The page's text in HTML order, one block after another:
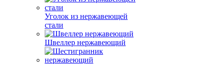
Уголок из нержавеющей
стали
Швеллер нержавеющий